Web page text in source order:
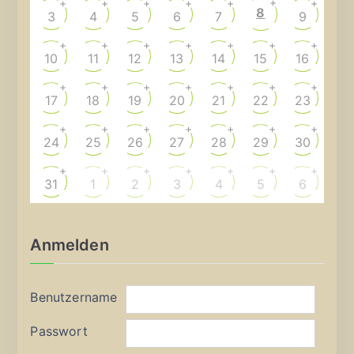
3
+
4
+
5
+
6
+
7
+
8 9
+
10
+
11
+
12
+
13
+
14
+
15
+
16
+
17
+
18
+
19
+
20
+
21
+
22
+
23
+
24
+
25
+
26
+
27
+
28
+
29
+
30
+
31
+
1
+
2
+
3
+
4
+
5
+
6
+
Anmelden
Benutzername
Passwort